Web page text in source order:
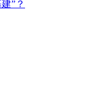
”？